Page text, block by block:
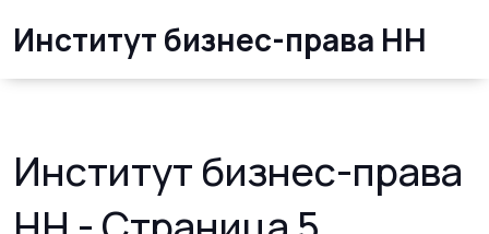
Институт бизнес-права НН
Институт бизнес-права